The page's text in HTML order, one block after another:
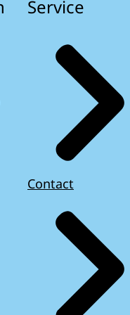
Service
Contact